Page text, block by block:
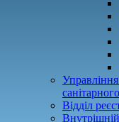
Відділ